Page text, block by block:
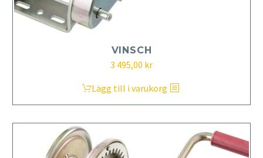
VINSCH
3 495,00 kr
Lägg till i varukorg